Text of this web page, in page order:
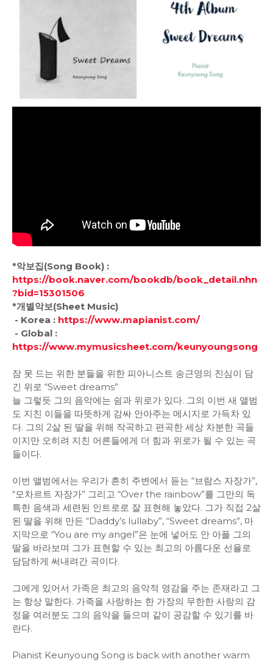
*악보집(Song Book) :
https://book.naver.com/bookdb/book_detail.nhn
?bid=15301506
*개별악보(Sheet Music)
- Korea : https://www.mapianist.com/
- Global :
https://www.mymusicsheet.com/keunyoungsong
잠 못 드는 위한 분들을 위한 피아니스트 송근영의 진심이 담
긴 위로 “Sweet dreams”
늘 그렇듯 그의 음악에는 쉼과 위로가 있다. 그의 이번 새 앨범
도 지친 이들을 따뜻하게 감싸 안아주는 메시지로 가득차 있
다. 그의 2살 된 딸을 위해 작곡하고 편곡한 세상 차분한 곡들
이지만 오히려 지친 어른들에게 더 힘과 위로가 될 수 있는 곡
들이다.
이번 앨범에서는 우리가 흔히 주변에서 듣는 “브람스 자장가”,
“모차르트 자장가” 그리고 “Over the rainbow”를 그만의 독
특한 음색과 세련된 인트로로 잘 표현해 놓았다. 그가 직접 2살
된 딸을 위해 만든 “Daddy’s lullaby”, “Sweet dreams”, 마
지막으로 “You are my angel”은 눈에 넣어도 안 아플 그의
딸을 바라보며 그가 표현할 수 있는 최고의 아름다운 선율로
담담하게 써내려간 곡이다.
그에게 있어서 가족은 최고의 음악적 영감을 주는 존재라고 그
는 항상 말한다. 가족을 사랑하는 한 가장의 무한한 사랑의 감
정을 여러분도 그의 음악을 들으며 같이 공감할 수 있기를 바
란다.
Pianist Keunyoung Song is back with another warm